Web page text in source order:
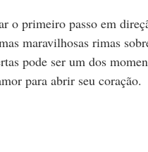
o primeiro passo em
maravilhosas rimas
pode ser um dos
para abrir seu coração.